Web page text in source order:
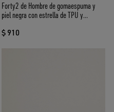
Forty2 de Hombre de gomaespuma y
piel negra con estrella de TPU y
$ 910